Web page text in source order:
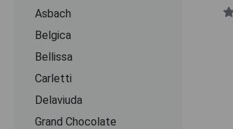
Asbach
Belgica
Bellissa
Carletti
Delaviuda
Grand Chocolate